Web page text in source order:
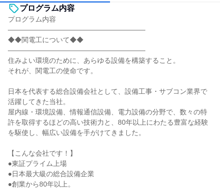
プログラム内容
プログラム内容
――――――――――――――――――――
◆◆関電工について◆◆
――――――――――――――――――――
住みよい環境のために、あらゆる設備を構築すること。
それが、関電工の使命です。
日本を代表する総合設備会社として、設備工事・サブコン業界で
活躍してきた当社。
屋内線・環境設備、情報通信設備、電力設備の分野で、数々の特
許を取得するほどの高い技術力と、80年以上にわたる豊富な経験
を駆使し、幅広い設備を手がけてきました。
【こんな会社です！】
●東証プライム上場
●日本最大級の総合設備企業
●創業から80年以上。